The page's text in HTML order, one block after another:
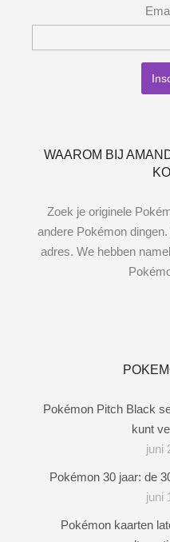
WAAROM BIJ
Zoek je originele
andere Pokémon
adres. We hebben
Pokémon Pitch Black
kunt
juni
Pokémon 30 jaar: de
juni
Pokémon kaarten